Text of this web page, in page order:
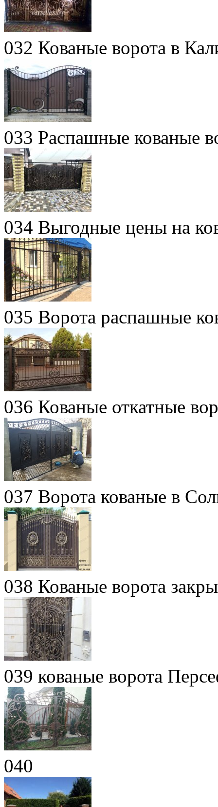
032 Кованые ворота в
033 Распашные кованые
034 Выгодные цены на
035 Ворота распашные
036 Кованые откатные
037 Ворота кованые в
038 Кованые ворота
039 кованые ворота
040